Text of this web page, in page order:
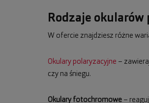
Rodzaje okularów
W ofercie znajdziesz różne
Okulary polaryzacyjne –
czy na śniegu.
Okulary fotochromowe –